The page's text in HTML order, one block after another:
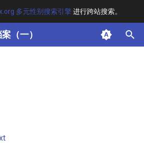
多元性别搜索引擎进行跨站搜索。
（一）
Page